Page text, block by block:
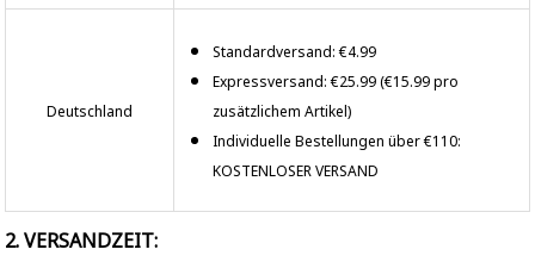
Deutschland
Standardversand: €4.99
Expressversand: €25.99 (€15.99 pro
zusätzlichem Artikel)
Individuelle Bestellungen über €110:
KOSTENLOSER VERSAND
2. VERSANDZEIT: